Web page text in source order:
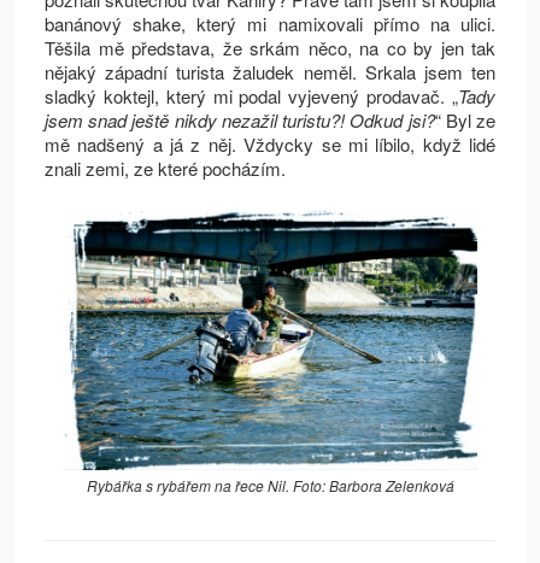
banánový shake, který mi namixovali přímo na ulici.
Těšila mě představa, že srkám něco, na co by jen tak
nějaký západní turista žaludek neměl. Srkala jsem ten
sladký koktejl, který mi podal vyjevený prodavač. „Tady
jsem snad ještě nikdy nezažil turistu?! Odkud jsi?“ Byl ze
mě nadšený a já z něj. Vždycky se mi líbilo, když lidé
znali zemi, ze které pocházím.
Rybářka s rybářem na řece Nil. Foto: Barbora Zelenková